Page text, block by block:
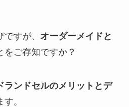
すが、 オーダーメイドと
をご存知ですか？
ランドセルのメリットとデ
。